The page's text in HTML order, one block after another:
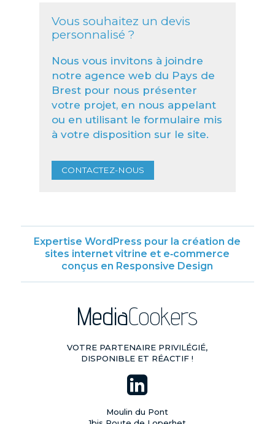
Vous souhaitez un devis
personnalisé ?
Nous vous invitons à joindre
notre agence web du Pays de
Brest pour nous présenter
votre projet, en nous appelant
ou en utilisant le formulaire mis
à votre disposition sur le site.
CONTACTEZ-NOUS
Expertise WordPress pour la création de
sites internet vitrine et e‑commerce
conçus en Responsive Design
MediaCookers
VOTRE PARTENAIRE PRIVILÉGIÉ,
DISPONIBLE ET RÉACTIF !
Moulin du Pont